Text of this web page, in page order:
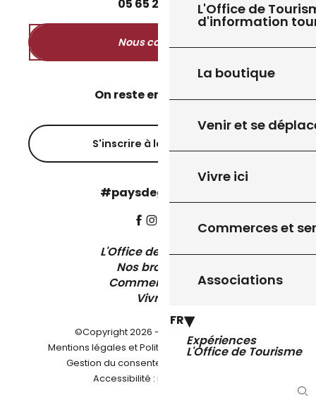
L'Office de
d'information
La boutique
Venir et se
Vivre ici
Commerces et
Associations
FR
Expériences
L'Office de Tourisme
05 65 27 50
Nous contacter
On reste en contact ?
S'inscrire à la newsletter
#paysdegourdon !
L'Office de Tourisme
Nos brochures
Comment venir ?
Vivre ici
©Copyright 2026 - Pays de Gourdon
Mentions légales et Politique de confidentialité-
Gestion du consentement
Accessibilité : non conforme